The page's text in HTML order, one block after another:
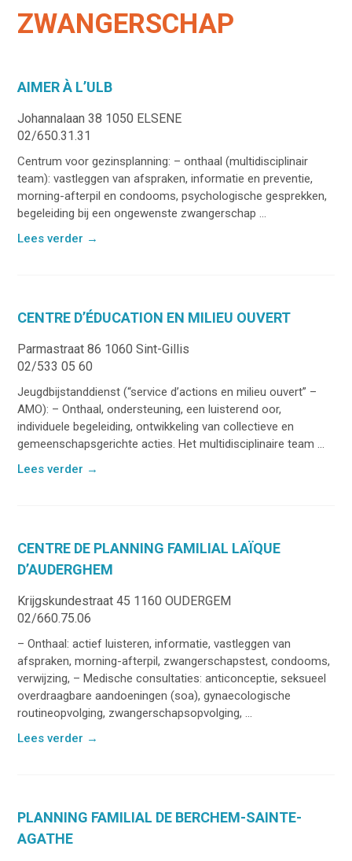
ZWANGERSCHAP
AIMER À L’ULB
Johannalaan 38 1050 ELSENE
02/650.31.31
Centrum voor gezinsplanning: – onthaal (multidisciplinair
team): vastleggen van afspraken, informatie en preventie,
morning-afterpil en condooms, psychologische gesprekken,
begeleiding bij een ongewenste zwangerschap ...
Lees verder →
CENTRE D’ÉDUCATION EN MILIEU OUVERT
Parmastraat 86 1060 Sint-Gillis
02/533 05 60
Jeugdbijstanddienst (“service d’actions en milieu ouvert” –
AMO): – Onthaal, ondersteuning, een luisterend oor,
individuele begeleiding, ontwikkeling van collectieve en
gemeenschapsgerichte acties. Het multidisciplinaire team ...
Lees verder →
CENTRE DE PLANNING FAMILIAL LAÏQUE
D’AUDERGHEM
Krijgskundestraat 45 1160 OUDERGEM
02/660.75.06
– Onthaal: actief luisteren, informatie, vastleggen van
afspraken, morning-afterpil, zwangerschapstest, condooms,
verwijzing, – Medische consultaties: anticonceptie, seksueel
overdraagbare aandoeningen (soa), gynaecologische
routineopvolging, zwangerschapsopvolging, ...
Lees verder →
PLANNING FAMILIAL DE BERCHEM-SAINTE-
AGATHE